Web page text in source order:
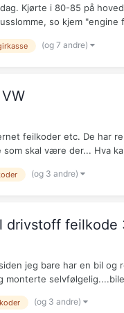
Kjørte i 80-85 på
so kjem
(og 7 andre)
feilkoder etc. De har
skal være der... Hva
(og 3 andre)
drivstoff feilkode
jeg bare har en bil
monterte
(og 3 andre)